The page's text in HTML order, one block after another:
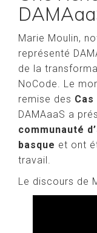
Marie Moulin,
représenté
de la
NoCode. Le
remise des
DAMAaaS a
communauté
basque et ont
travail.
Le discours de